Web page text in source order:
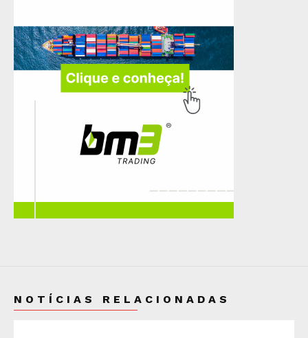
NOTÍCIAS RELACIONADAS